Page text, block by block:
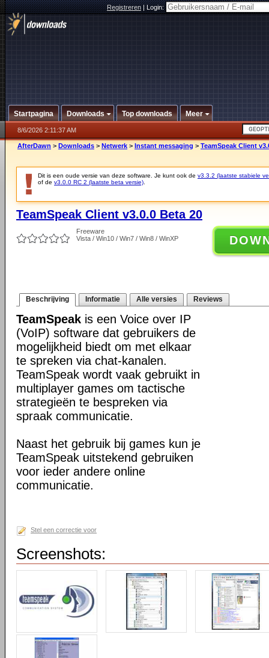
Registreren|Login:
Startpagina Downloads Top downloads Meer
8/6/2026 2:11:37 AM
AfterDawn > Downloads > Netwerk > Instant messaging > TeamSpeak Client
Dit is een oude versie van deze software. Je kunt ook de v3.3.2 (laatste stabiele
of de v3.0.0 RC 2 (laatste beta versie)
TeamSpeak Client v3.0.0 Beta 20
Freeware
Vista / Win10 / Win7 / Win8 / WinXP
Beschrijving Informatie Alle versies Reviews
TeamSpeak is een Voice over IP
(VoIP) software dat gebruikers de
mogelijkheid biedt om met elkaar
te spreken via chat-kanalen.
TeamSpeak wordt vaak gebruikt in
multiplayer games om tactische
strategieën te bespreken via
spraak communicatie.
Naast het gebruik bij games kun je
TeamSpeak uitstekend gebruiken
voor ieder andere online
communicatie.
Stel een correctie voor
Screenshots: